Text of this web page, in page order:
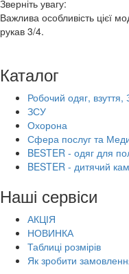
Зверніть увагу:
Важлива особливість цієї
рукав 3/4.
Каталог
Робочий одяг, взуття,
ЗСУ
Охорона
Сфера послуг та
BESTER - одяг для
BESTER - дитячий
Наші сервіси
АКЦІЯ
НОВИНКА
Таблиці розмірів
Як зробити